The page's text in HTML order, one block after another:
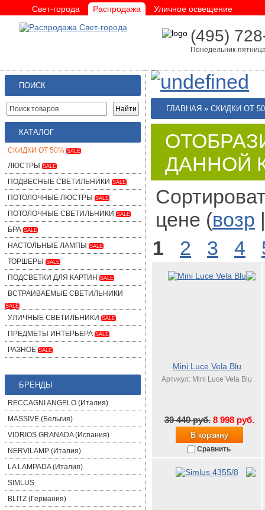
Свет-города Распродажа Уличное освещение
(495)
Понедельник-
ПОИСК
КАТАЛОГ
СКИДКИ ОТ 50% SALE
ЛЮСТРЫ SALE
ПОДВЕСНЫЕ СВЕТИЛЬНИКИ SALE
ПОТОЛОЧНЫЕ ЛЮСТРЫ SALE
ПОТОЛОЧНЫЕ СВЕТИЛЬНИКИ SALE
БРА SALE
НАСТОЛЬНЫЕ ЛАМПЫ SALE
ТОРШЕРЫ SALE
ПОДСВЕТКИ ДЛЯ КАРТИН SALE
ВСТРАИВАЕМЫЕ СВЕТИЛЬНИКИ
SALE
УЛИЧНЫЕ СВЕТИЛЬНИКИ SALE
ПРЕДМЕТЫ ИНТЕРЬЕРА SALE
РАЗНОЕ SALE
БРЕНДЫ
RECCAGNI ANGELO (Италия)
MASSIVE (Бельгия)
VIDRIOS GRANADA (Испания)
NERVILAMP (Италия)
LA LAMPADA (Италия)
SIMLUS
BLITZ (Германия)
ГЛАВНАЯ » СКИДКИ ОТ
ДАННОЙ
цене (возр
1
2 3 4
Mini Luce Vela Blu
Артикул: Mini Luce Vela Blu
39 440 руб. 8 998 руб.
В корзину
Сравнить